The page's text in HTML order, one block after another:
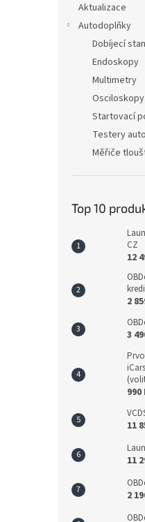
Aktualizace
Autodoplňky
Dobíjecí
Endoskopy
Multimetry
Osciloskopy
Startovací
Testery
Měřiče
Top 10
CZ
12
2
3
990
11
11
2